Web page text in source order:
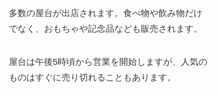
多数の屋台が出店されます。食べ物や飲み物だけ
でなく、おもちゃや記念品なども販売されます。
屋台は午後5時頃から営業を開始しますが、人気の
ものはすぐに売り切れることもあります。